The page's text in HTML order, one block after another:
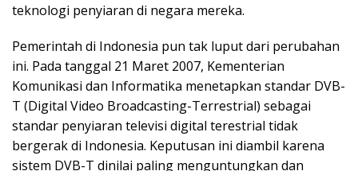
teknologi penyiaran di negara mereka.
Pemerintah di Indonesia pun tak luput dari perubahan
ini. Pada tanggal 21 Maret 2007, Kementerian
Komunikasi dan Informatika menetapkan standar DVB-
T (Digital Video Broadcasting-Terrestrial) sebagai
standar penyiaran televisi digital terestrial tidak
bergerak di Indonesia. Keputusan ini diambil karena
sistem DVB-T dinilai paling menguntungkan dan